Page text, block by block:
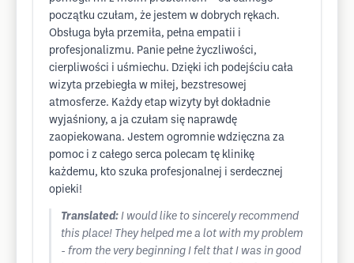
początku czułam, że jestem w dobrych rękach.
Obsługa była przemiła, pełna empatii i
profesjonalizmu. Panie pełne życzliwości,
cierpliwości i uśmiechu. Dzięki ich podejściu cała
wizyta przebiegła w miłej, bezstresowej
atmosferze. Każdy etap wizyty był dokładnie
wyjaśniony, a ja czułam się naprawdę
zaopiekowana. Jestem ogromnie wdzięczna za
pomoc i z całego serca polecam tę klinikę
każdemu, kto szuka profesjonalnej i serdecznej
opieki!
Translated: I would like to sincerely recommend
this place! They helped me a lot with my problem
- from the very beginning I felt that I was in good